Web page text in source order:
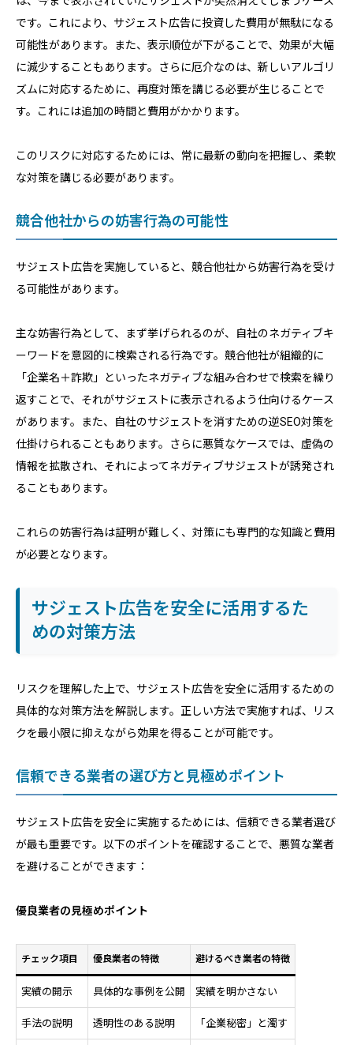
です。これにより、サジェスト広告に投資した費用が無駄になる
可能性があります。また、表示順位が下がることで、効果が大幅
に減少することもあります。さらに厄介なのは、新しいアルゴリ
ズムに対応するために、再度対策を講じる必要が生じることで
す。これには追加の時間と費用がかかります。
このリスクに対応するためには、常に最新の動向を把握し、柔軟
な対策を講じる必要があります。
競合他社からの妨害行為の可能性
サジェスト広告を実施していると、競合他社から妨害行為を受け
る可能性があります。
主な妨害行為として、まず挙げられるのが、自社のネガティブキ
ーワードを意図的に検索される行為です。競合他社が組織的に
「企業名＋詐欺」といったネガティブな組み合わせで検索を繰り
返すことで、それがサジェストに表示されるよう仕向けるケース
があります。また、自社のサジェストを消すための逆SEO対策を
仕掛けられることもあります。さらに悪質なケースでは、虚偽の
情報を拡散され、それによってネガティブサジェストが誘発され
ることもあります。
これらの妨害行為は証明が難しく、対策にも専門的な知識と費用
が必要となります。
サジェスト広告を安全に活用するた
めの対策方法
リスクを理解した上で、サジェスト広告を安全に活用するための
具体的な対策方法を解説します。正しい方法で実施すれば、リス
クを最小限に抑えながら効果を得ることが可能です。
信頼できる業者の選び方と見極めポイント
サジェスト広告を安全に実施するためには、信頼できる業者選び
が最も重要です。以下のポイントを確認することで、悪質な業者
を避けることができます：
優良業者の見極めポイント
チェック項目 優良業者の特徴 避けるべき業者の特徴
実績の開示 具体的な事例を公開 実績を明かさない
手法の説明 透明性のある説明 「企業秘密」と濁す